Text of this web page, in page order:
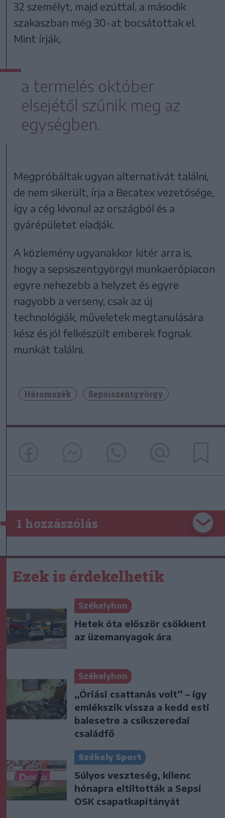
32 személyt, majd ezúttal, a második
szakaszban még 30-at bocsátottak el.
Mint írják,
a termelés október
elsejétől szűnik meg az
egységben.
Megpróbáltak ugyan alternatívát találni,
de nem sikerült, írja a Becatex vezetősége,
így a cég kivonul az országból és a
gyárépületet eladják.
A közlemény ugyanakkor kitér arra is,
hogy a sepsiszentgyörgyi munkaerőpiacon
egyre nehezebb a helyzet és egyre
nagyobb a verseny, csak az új
technológiák, műveletek megtanulására
kész és jól felkészült emberek fognak
munkát találni.
Háromszék Sepsiszentgyörgy
1 hozzászólás
Ezek is érdekelhetik
Székelyhon
Hetek óta először csökkent
az üzemanyagok ára
Székelyhon
„Óriási csattanás volt” – így
emlékszik vissza a kedd esti
balesetre a csíkszeredai
családfő
Székely Sport
Súlyos veszteség, kilenc
hónapra eltiltották a Sepsi
OSK csapatkapitányát